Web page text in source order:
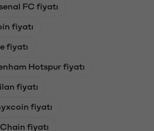
FC fiyatı
fiyatı
fiyatı
Hotspur fiyatı
fiyatı
fiyatı
fiyatı